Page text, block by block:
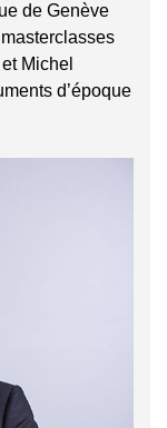
de Genève
Michel
d’époque